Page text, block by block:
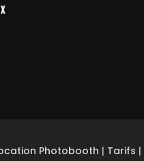
Photobooth | Tarifs |